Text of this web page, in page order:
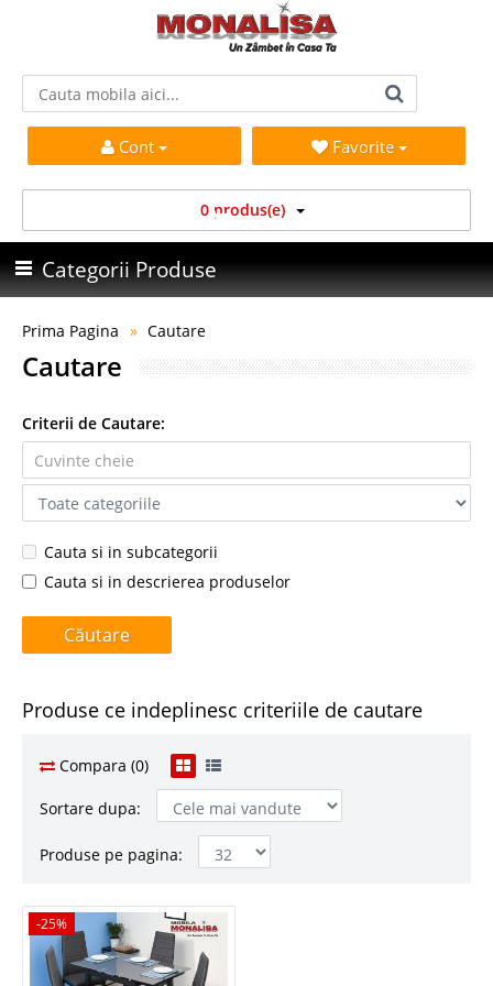
Cont Favorite
0 produs(e)
Categorii Produse
Prima Pagina Cautare
Cautare
Criterii de Cautare:
Cauta si in subcategorii
Cauta si in descrierea produselor
Produse ce indeplinesc criteriile de cautare
Compara (0)
Sortare dupa:
Produse pe pagina:
-25%
-25%